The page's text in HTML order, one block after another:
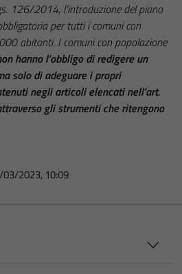
126/2014, l’introduzione del piano
per tutti i comuni con
abitanti. I comuni con popolazione
hanno l’obbligo di redigere un
solo di adeguare i propri
negli articoli elencati nell’art.
gli strumenti che ritengono
03/2023, 10:09